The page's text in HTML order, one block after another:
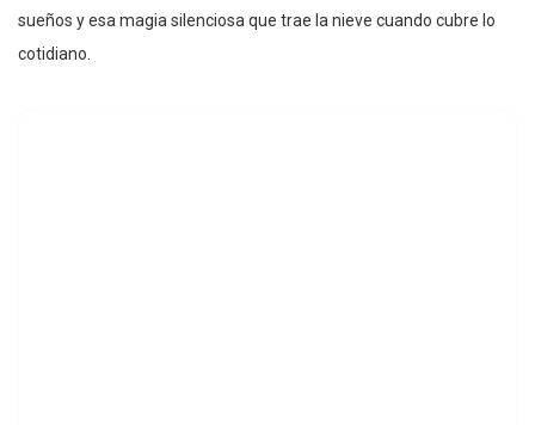
sueños y esa magia silenciosa que trae la nieve cuando cubre lo
cotidiano.